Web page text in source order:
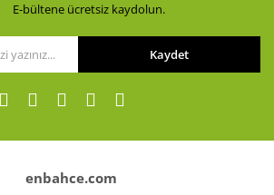
Gönder
E-bültene ücretsiz kaydolun.
Kaydet
enbahce.com